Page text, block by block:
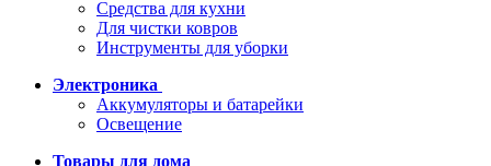
Средства для кухни
Для чистки ковров
Инструменты для уборки
Электроника
Аккумуляторы и батарейки
Освещение
Товары для дома